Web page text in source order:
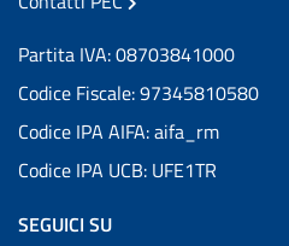
Partita IVA: 08703841000
Codice Fiscale: 97345810580
Codice IPA AIFA: aifa_rm
Codice IPA UCB: UFE1TR
SEGUICI SU